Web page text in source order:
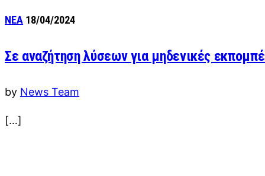
ΝΕΑ 18/04/2024
Σε αναζήτηση λύσεων για μηδενικές
by News Team
[…]